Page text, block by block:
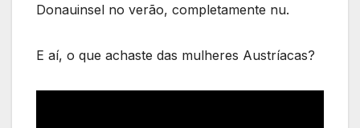
Donauinsel no verão, completamente nu.
E aí, o que achaste das mulheres Austríacas?